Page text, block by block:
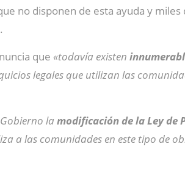
no disponen de esta ayuda y miles
.
que «todavía existen
legales que utilizan las
la modificación de la Ley de
a las comunidades en este tipo de